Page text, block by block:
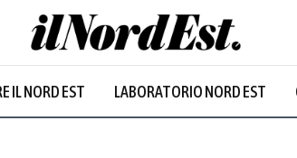
IL NORD EST LABORATORIO NORD EST